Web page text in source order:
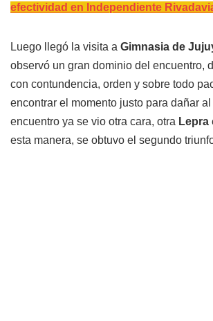
efectividad en Independiente
Luego llegó la visita a Gimnasia de
observó un gran dominio del encuentro,
con contundencia, orden y sobre todo
encontrar el momento justo para dañar
encuentro ya se vio otra cara, otra Lepra
esta manera, se obtuvo el segundo